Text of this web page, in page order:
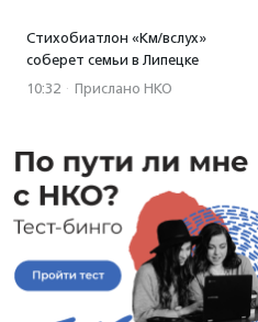
Стихобиатлон «Км/вслух»
соберет семьи в Липецке
10:32 · Прислано НКО